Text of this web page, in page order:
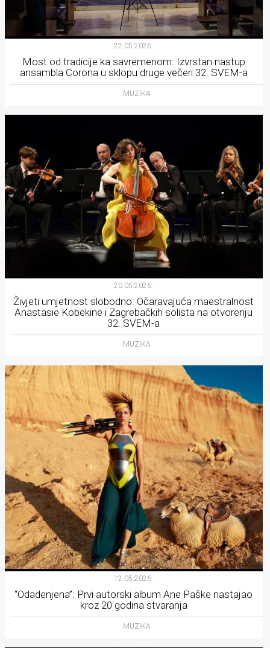
22.05.2026.
Most od tradicije ka savremenom: Izvrstan nastup
ansambla Corona u sklopu druge večeri 32. SVEM-a
MUZIKA
20.05.2026.
Živjeti umjetnost slobodno: Očaravajuća maestralnost
Anastasie Kobekine i Zagrebačkih solista na otvorenju
32. SVEM-a
MUZIKA
12.05.2026.
“Odadenjena”: Prvi autorski album Ane Paške nastajao
kroz 20 godina stvaranja
MUZIKA